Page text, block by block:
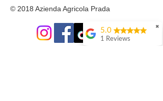
© 2018 Azienda Agricola Prada
✖
5.0
1 Reviews